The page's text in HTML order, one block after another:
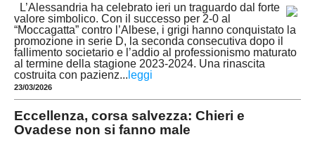
L’Alessandria ha celebrato ieri un traguardo dal forte
valore simbolico. Con il successo per 2-0 al
“Moccagatta” contro l’Albese, i grigi hanno conquistato la
promozione in serie D, la seconda consecutiva dopo il
fallimento societario e l’addio al professionismo maturato
al termine della stagione 2023-2024. Una rinascita
costruita con pazienz... leggi
23/03/2026
Eccellenza, corsa salvezza: Chieri e
Ovadese non si fanno male